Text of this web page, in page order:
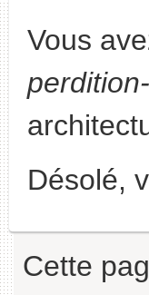
Vous
Désolé,
Cette